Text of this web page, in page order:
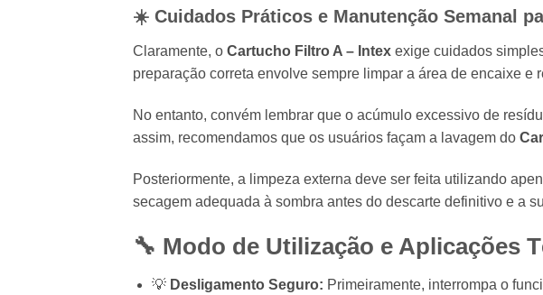
☀️ Cuidados Práticos e Manutenção Semanal
Claramente, o Cartucho Filtro A – Intex exige cuidados
preparação correta envolve sempre limpar a área de encaixe e
No entanto, convém lembrar que o acúmulo excessivo de
assim, recomendamos que os usuários façam a lavagem do
Posteriormente, a limpeza externa deve ser feita utilizando
secagem adequada à sombra antes do descarte definitivo e a
🔧 Modo de Utilização e Aplicações
💡 Desligamento Seguro: Primeiramente, interrompa o